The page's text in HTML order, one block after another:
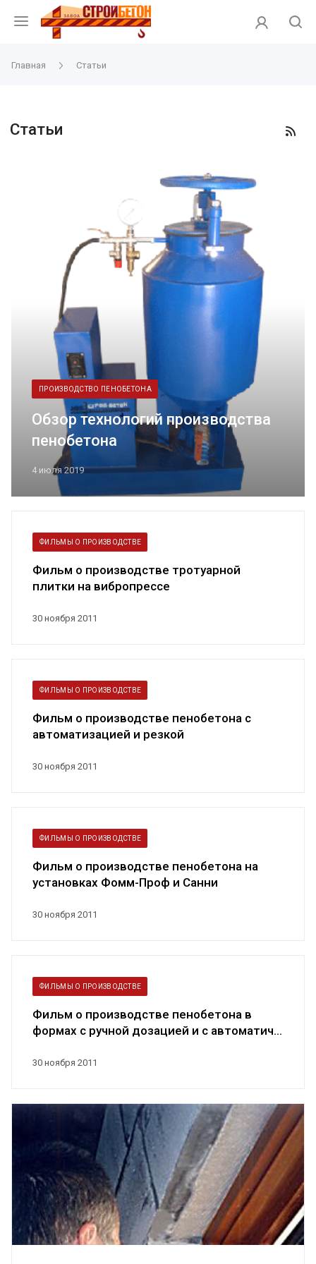
Главная Статьи
Статьи
ПРОИЗВОДСТВО ПЕНОБЕТОНА
Обзор технологий производства
пенобетона
4 июля 2019
30 ноября 2011
ФИЛЬМЫ О ПРОИЗВОДСТВЕ
Фильм о производстве тротуарной
плитки на вибропрессе
30 ноября 2011
ФИЛЬМЫ О ПРОИЗВОДСТВЕ
Фильм о производстве пенобетона с
автоматизацией и резкой
30 ноября 2011
ФИЛЬМЫ О ПРОИЗВОДСТВЕ
Фильм о производстве пенобетона на
установках Фомм-Проф и Санни
30 ноября 2011
ФИЛЬМЫ О ПРОИЗВОДСТВЕ
Фильм о производстве пенобетона в
формах с ручной дозацией и с автоматич...